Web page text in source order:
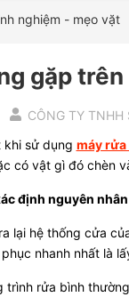
nghiệm - mẹo vặt
gặp
CÔNG TY TNHH
khi sử dụng máy rửa
có vật gì đó chèn
định nguyên
lại hệ thống cửa
nhanh nhất là
trình rửa bình